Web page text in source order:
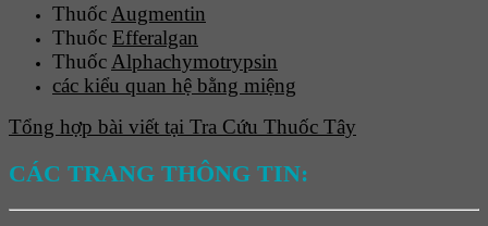
ThuốcAugmentin
Thuốc Efferalgan
ThuốcAlphachymotrypsin
các kiểu quan hệ bằng miệng
Tổng hợp bài viết tại Tra Cứu Thuốc Tây
CÁC TRANG THÔNG TIN: